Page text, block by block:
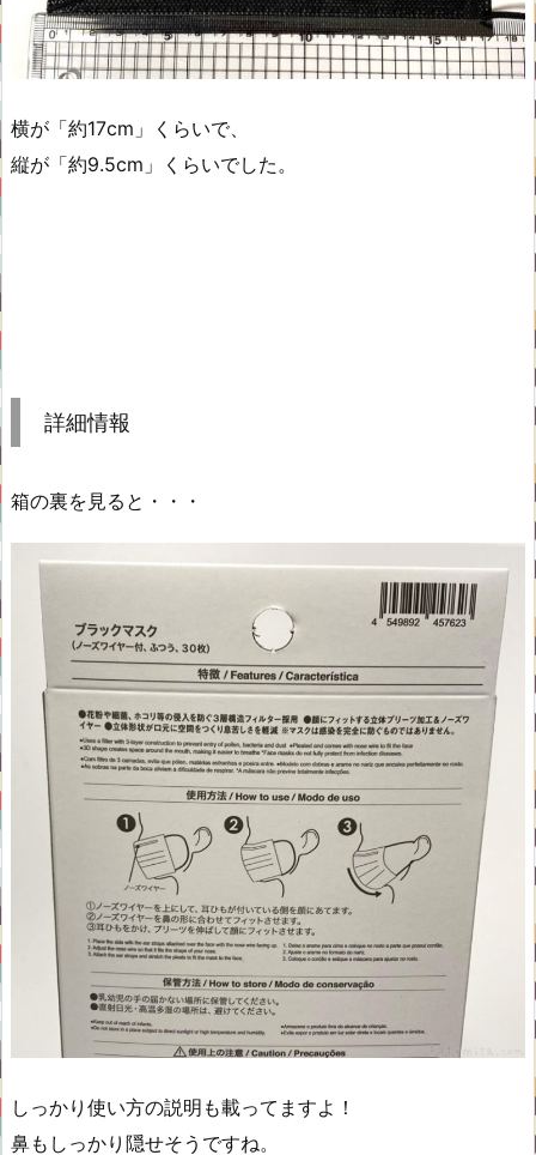
横が「約17cm」くらいで、
縦が「約9.5cm」くらいでした。
詳細情報
箱の裏を見ると・・・
しっかり使い方の説明も載ってますよ！
鼻もしっかり隠せそうですね。